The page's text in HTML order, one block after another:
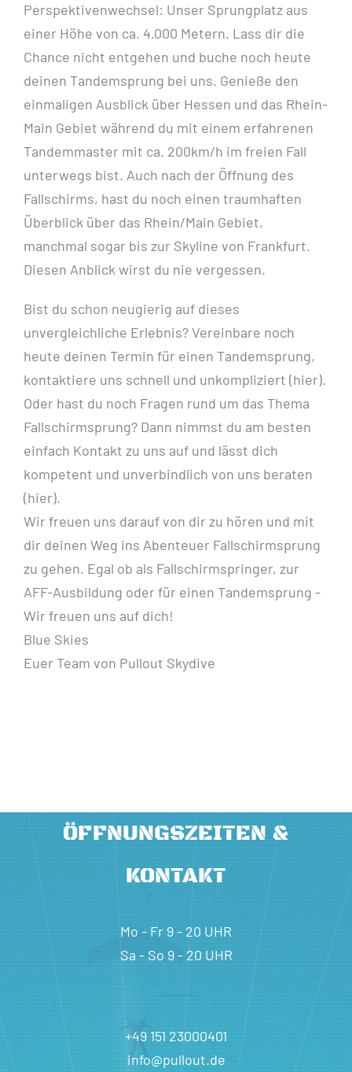
Perspektivenwechsel: Unser Sprungplatz aus
einer Höhe von ca. 4.000 Metern. Lass dir die
Chance nicht entgehen und buche noch heute
deinen Tandemsprung bei uns. Genieße den
einmaligen Ausblick über Hessen und das Rhein-
Main Gebiet während du mit einem erfahrenen
Tandemmaster mit ca. 200km/h im freien Fall
unterwegs bist. Auch nach der Öffnung des
Fallschirms, hast du noch einen traumhaften
Überblick über das Rhein/Main Gebiet,
manchmal sogar bis zur Skyline von Frankfurt.
Diesen Anblick wirst du nie vergessen.
Bist du schon neugierig auf dieses
unvergleichliche Erlebnis? Vereinbare noch
heute deinen Termin für einen Tandemsprung,
kontaktiere uns schnell und unkompliziert (hier).
Oder hast du noch Fragen rund um das Thema
Fallschirmsprung? Dann nimmst du am besten
einfach Kontakt zu uns auf und lässt dich
kompetent und unverbindlich von uns beraten
(hier).
Wir freuen uns darauf von dir zu hören und mit
dir deinen Weg ins Abenteuer Fallschirmsprung
zu gehen. Egal ob als Fallschirmspringer, zur
AFF-Ausbildung oder für einen Tandemsprung -
Wir freuen uns auf dich!
Blue Skies
Euer Team von Pullout Skydive
ÖFFNUNGSZEITEN &
KONTAKT
Mo - Fr 9 - 20 UHR
Sa - So 9 - 20 UHR
+49 151 23000401
info@pullout.de